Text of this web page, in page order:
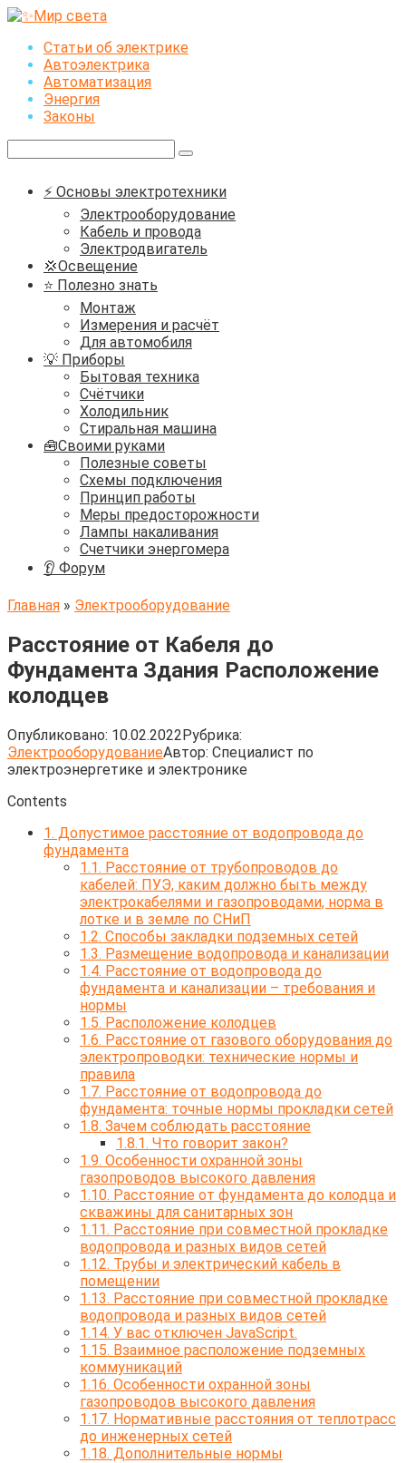
Перейти
контентуСтатьи об электрике
Автоэлектрика
Автоматизация
Энергия
Законы
⚡ Основы электротехники
Электрооборудование
Кабель и провода
Электродвигатель
💢Освещение
⭐ Полезно знать
Монтаж
Измерения и расчёт
Для автомобиля
💡 Приборы
Бытовая техника
Счётчики
Холодильник
Стиральная машина
🧰Своими руками
Полезные советы
Схемы подключения
Принцип работы
Меры предосторожности
Лампы накаливания
Счетчики энергомера
👂 Форум
Главная » Электрооборудование
Расстояние от Кабеля до
Фундамента Здания Расположение
колодцев
Опубликовано: 10.02.2022Рубрика:
ЭлектрооборудованиеАвтор: Cпециалист по
электроэнергетике и электронике
Contents
1. Допустимое расстояние от водопровода до
фундамента
1.1. Расстояние от трубопроводов до
кабелей: ПУЭ, каким должно быть между
электрокабелями и газопроводами, норма в
лотке и в земле по СНиП
1.2. Способы закладки подземных сетей
1.3. Размещение водопровода и канализации
1.4. Расстояние от водопровода до
фундамента и канализации – требования и
нормы
1.5. Расположение колодцев
1.6. Расстояние от газового оборудования до
электропроводки: технические нормы и
правила
1.7. Расстояние от водопровода до
фундамента: точные нормы прокладки сетей
1.8. Зачем соблюдать расстояние
1.8.1. Что говорит закон?
1.9. Особенности охранной зоны
газопроводов высокого давления
1.10. Расстояние от фундамента до колодца и
скважины для санитарных зон
1.11. Расстояние при совместной прокладке
водопровода и разных видов сетей
1.12. Трубы и электрический кабель в
помещении
1.13. Расстояние при совместной прокладке
водопровода и разных видов сетей
1.14. У вас отключен JavaScript.
1.15. Взаимное расположение подземных
коммуникаций
1.16. Особенности охранной зоны
газопроводов высокого давления
1.17. Нормативные расстояния от теплотрасс
до инженерных сетей
1.18. Дополнительные нормы